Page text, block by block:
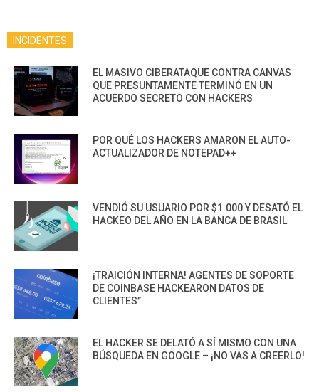
INCIDENTES
EL MASIVO CIBERATAQUE CONTRA CANVAS
QUE PRESUNTAMENTE TERMINÓ EN UN
ACUERDO SECRETO CON HACKERS
POR QUÉ LOS HACKERS AMARON EL AUTO-
ACTUALIZADOR DE NOTEPAD++
VENDIÓ SU USUARIO POR $1.000 Y DESATÓ EL
HACKEO DEL AÑO EN LA BANCA DE BRASIL
¡TRAICIÓN INTERNA! AGENTES DE SOPORTE
DE COINBASE HACKEARON DATOS DE
CLIENTES”
EL HACKER SE DELATÓ A SÍ MISMO CON UNA
BÚSQUEDA EN GOOGLE – ¡NO VAS A CREERLO!